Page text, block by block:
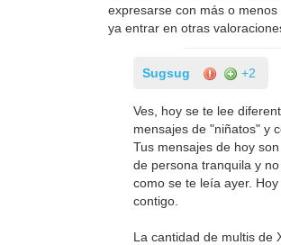
expresarse con más o
ya entrar en otras
Sugsug +2
Ves, hoy se te lee
mensajes de "niñatos" y
Tus mensajes de hoy
de persona tranquila y
como se te leía ayer.
contigo.
La cantidad de multis de